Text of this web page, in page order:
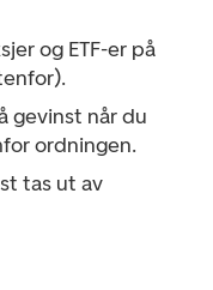
og ETF-er på
gevinst når du
ordningen.
tas ut av